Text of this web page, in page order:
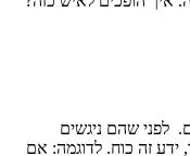
לפני שהם ניגשים
ידע זה כוח. לדוגמה: אם